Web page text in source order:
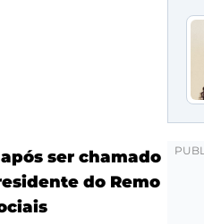
ser chamado
do Remo